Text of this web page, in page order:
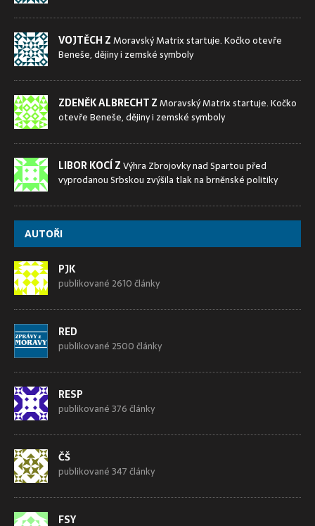
VOJTĚCH ZMoravský Matrix startuje. Kočko otevře
Beneše, dějiny i zemské symboly
ZDENĚK ALBRECHT ZMoravský Matrix startuje. Kočko
otevře Beneše, dějiny i zemské symboly
LIBOR KOCÍ ZVýhra Zbrojovky nad Spartou před
vyprodanou Srbskou zvýšila tlak na brněnské politiky
AUTOŘI
PJK
publikované 2610 články
RED
publikované 2500 články
RESP
publikované 376 články
ČŠ
publikované 347 články
FSY